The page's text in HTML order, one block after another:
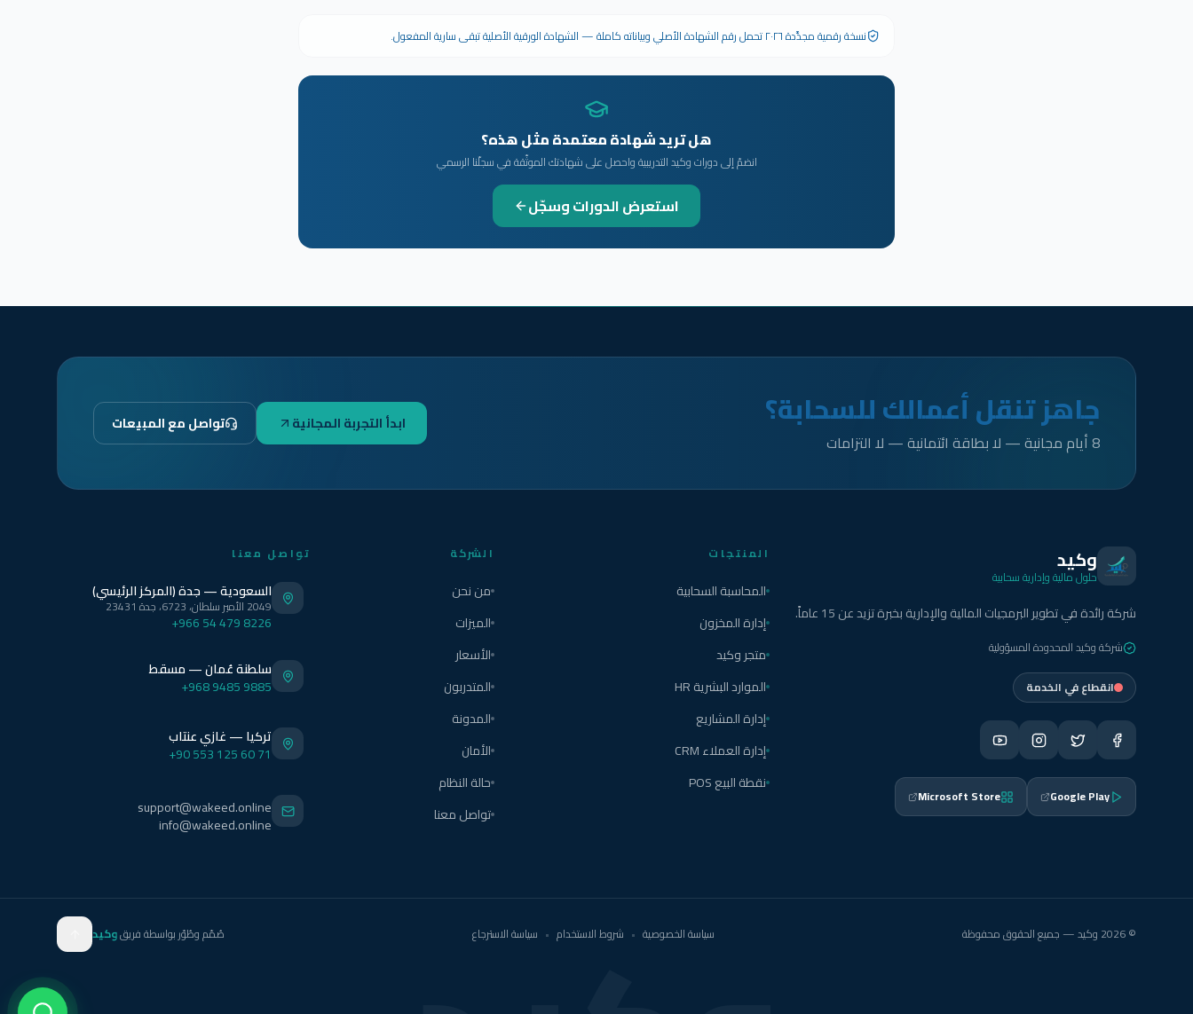
نسخة رقمية مجدَّدة ٢٠٢٦ تحمل رقم الشهادة الأصلي وبياناته كاملة — الشهادة الورقية الأصلية تبقى سارية المفعول.
هل تريد شهادة معتمدة مثل هذه؟
انضمّ إلى دورات وكيد التدريبية واحصل على شهادتك الموثّقة في سجلّنا الرسمي
استعرض الدورات وسجّل
جاهز تنقل أعمالك للسحابة؟
8 أيام مجانية — لا بطاقة ائتمانية — لا التزامات
ابدأ التجربة المجانية تواصل مع المبيعات
وكيد
حلول مالية وإدارية سحابية
شركة رائدة في تطوير البرمجيات المالية والإدارية بخبرة تزيد عن 15 عاماً.
شركة وكيد المحدودة المسؤولية
انقطاع في الخدمة
Google Play
Microsoft Store
المنتجات
المحاسبة السحابية
إدارة المخزون
متجر وكيد
الموارد البشرية HR
إدارة المشاريع
إدارة العملاء CRM
نقطة البيع POS
الشركة
من نحن
الميزات
الأسعار
المتدربون
المدونة
الأمان
حالة النظام
تواصل معنا
تواصل معنا
السعودية — جدة (المركز الرئيسي)
2049 الأمير سلطان، 6723، جدة 23431
+966 54 479 8226
سلطنة عُمان — مسقط
+968 9485 9885
تركيا — غازي عنتاب
+90 553 125 60 71
support@wakeed.online
info@wakeed.online
© 2026 وكيد — جميع الحقوق محفوظة سياسة الخصوصية • شروط الاستخدام • سياسة الاسترجاع صُمّم وطُوّر بواسطة فريقوكيد